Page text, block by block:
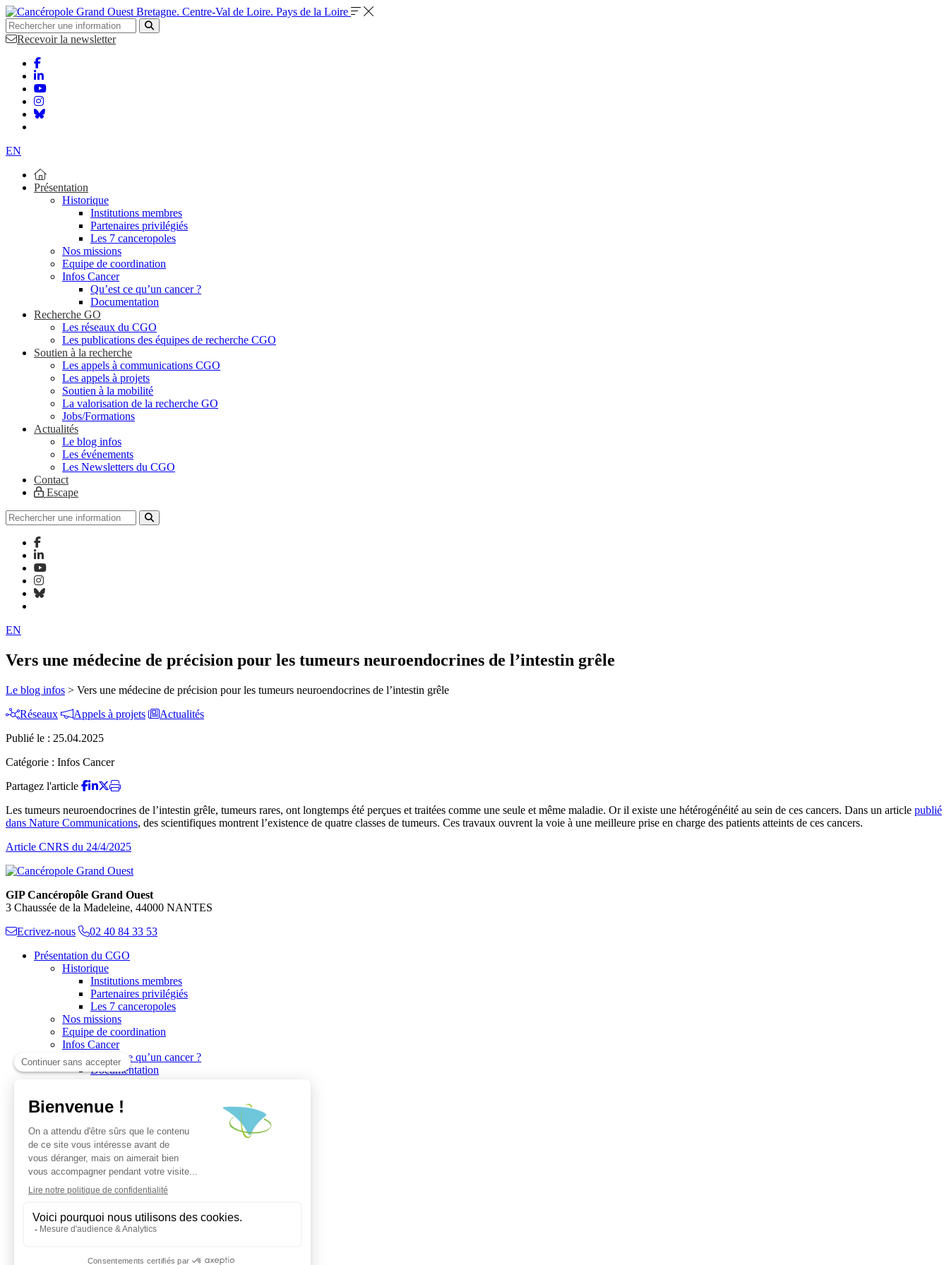
Bretagne. Centre-Val de Loire. Pays de la Loire
Recevoir la newsletter
EN
Présentation
Historique
Institutions membres
Partenaires privilégiés
Les 7 canceropoles
Nos missions
Equipe de coordination
Infos Cancer
Qu’est ce qu’un cancer ?
Documentation
Recherche GO
Les réseaux du CGO
Les publications des équipes de recherche CGO
Soutien à la recherche
Les appels à communications CGO
Les appels à projets
Soutien à la mobilité
La valorisation de la recherche GO
Jobs/Formations
Actualités
Le blog infos
Les événements
Les Newsletters du CGO
Contact
Escape
EN
Vers une médecine de précision pour les tumeurs neuroendocrines de l’intestin grêle
Le blog infos > Vers une médecine de précision pour les tumeurs neuroendocrines de l’intestin grêle
Réseaux
Appels à projets
Actualités
Publié le : 25.04.2025
Catégorie : Infos Cancer
Partagez l'article
Les tumeurs neuroendocrines de l’intestin grêle, tumeurs rares, ont longtemps été perçues et traitées comme une seule et même maladie. Or il existe une hétérogénéité au sein de ces cancers. Dans un article publié
dans Nature Communications, des scientifiques montrent l’existence de quatre classes de tumeurs. Ces travaux ouvrent la voie à une meilleure prise en charge des patients atteints de ces cancers.
Article CNRS du 24/4/2025
GIP Cancéropôle Grand Ouest
3 Chaussée de la Madeleine, 44000 NANTES
Ecrivez-nous
02 40 84 33 53
Présentation du CGO
Historique
Institutions membres
Partenaires privilégiés
Les 7 canceropoles
Nos missions
Equipe de coordination
Infos Cancer
Qu’est ce qu’un cancer ?
Documentation
Les réseaux du CGO
Les Plates-Formes
Soutien à la recherche
Les appels à communications
Les appels à projets
Jobs/Formations
Actualités
Le blog infos
Les Newsletters du CGO